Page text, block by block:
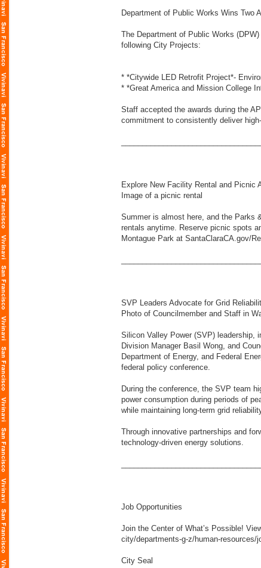
Department of Public Works Wins Two
The Department of Public Works
following City Projects:
* *Citywide LED Retrofit Project*-
* *Great America and Mission College
Staff accepted the awards during the
commitment to consistently deliver
Explore New Facility Rental and Picnic
Image of a picnic rental
Summer is almost here, and the Parks
rentals anytime. Reserve picnic spots
Montague Park at SantaClaraCA.gov/
SVP Leaders Advocate for Grid
Photo of Councilmember and Staff in
Silicon Valley Power (SVP) leadership,
Division Manager Basil Wong, and
Department of Energy, and Federal
federal policy conference.
During the conference, the SVP team
power consumption during periods of
while maintaining long-term grid
Through innovative partnerships and
technology-driven energy solutions.
Job Opportunities
Join the Center of What’s Possible!
city/departments-g-z/human-resources/
City Seal